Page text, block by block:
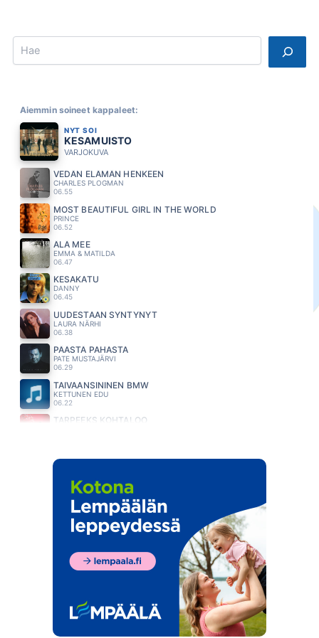
Search
Aiemmin soineet kappaleet:
NYT SOI
KESAMUISTO
VARJOKUVA
VEDÄN ELÄMÄN HENKEEN
CHARLES PLOGMAN
06.55
MOST BEAUTIFUL GIRL IN THE WORLD
PRINCE
06.52
ÄLÄ MEE
EMMA & MATILDA
06.47
KESAKATU
DANNY
06.45
UUDESTAAN SYNTYNYT
LAURA NÄRHI
06.38
PÄÄSTÄ PAHASTA
PATE MUSTAJÄRVI
06.29
TAIVAANSININEN BMW
KETTUNEN EDU
06.22
TARPEEKS KOHTALOO
CIAN DUCROT
RAKKAUS JATKUA SAA
ELONKERJUU
MUODISSA
EIJA KANTOLA
VEITSENTERÄLLÄ
KAIJA KÄRKINEN JA ILE KALLIO
JANI WICKHOLM
ERI SUUNTIIN